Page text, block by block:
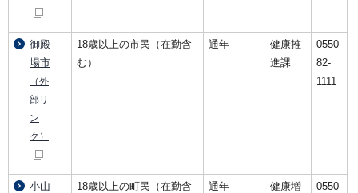
御殿
場市
（外
部リ
ン
ク）
18歳以上の市民（在勤含
む）
通年
健康推
進課
0550-
82-
1111
小山
18歳以上の町民（在勤含
通年
健康増
0550-